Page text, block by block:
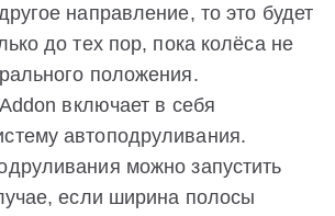
направление, то это будет
до тех пор, пока колёса не
положения.
включает в себя
автоподруливания.
можно запустить
если ширина полосы